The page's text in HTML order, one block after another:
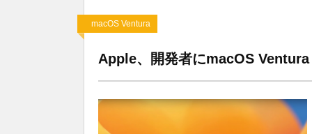
macOS Ventura
Apple、開発者にmacOS